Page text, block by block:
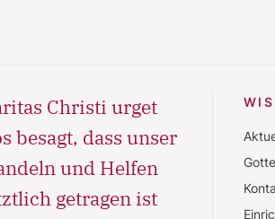
Christi urget
besagt, dass unser
und Helfen
getragen ist